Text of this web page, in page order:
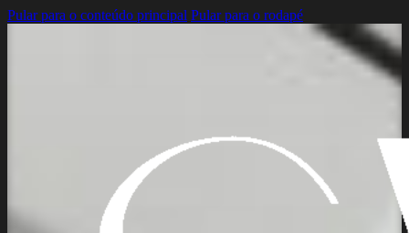
Pular para o conteúdo principal Pular para o rodapé